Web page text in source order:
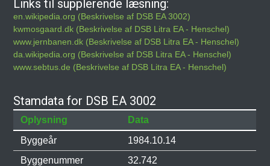
Links til supplerende læsning:
en.wikipedia.org (Beskrivelse af DSB EA 3002)
kwmosgaard.dk (Beskrivelse af DSB Litra EA - Henschel)
www.jernbanen.dk (Beskrivelse af DSB Litra EA - Henschel)
da.wikipedia.org (Beskrivelse af DSB Litra EA - Henschel)
www.sebtus.de (Beskrivelse af DSB Litra EA - Henschel)
Stamdata for DSB EA 3002
Oplysning
Data
Byggeår
1984.10.14
Byggenummer
32.742